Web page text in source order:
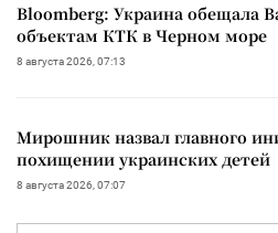
Bloomberg: Украина обещала
объектам КТК в Черном море
8 августа 2026, 07:13
Мирошник назвал главного
похищении украинских детей
8 августа 2026, 07:07